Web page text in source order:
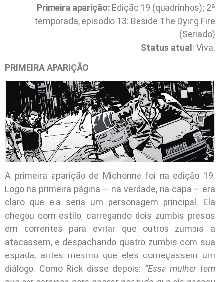
Primeira aparição: Edição 19 (quadrinhos); 2ª
temporada, episodio 13: Beside The Dying Fire
(Seriado)
Status atual: Viva.
PRIMEIRA APARIÇÃO
A primeira aparição de Michonne foi na edição 19.
Logo na primeira página – na verdade, na capa – era
claro que ela seria um personagem principal. Ela
chegou com estilo, carregando dois zumbis presos
em correntes para evitar que outros zumbis a
atacassem, e despachando quatro zumbis com sua
espada, antes mesmo que eles começassem um
diálogo. Como Rick disse depois: “Essa mulher tem